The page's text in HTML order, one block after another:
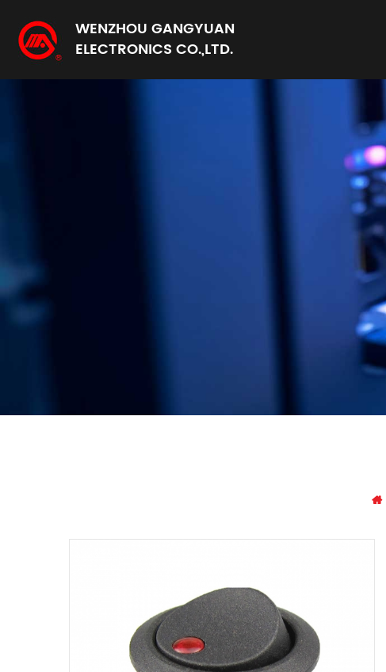
WENZHOU GANGYUAN
ELECTRONICS CO.,LTD.